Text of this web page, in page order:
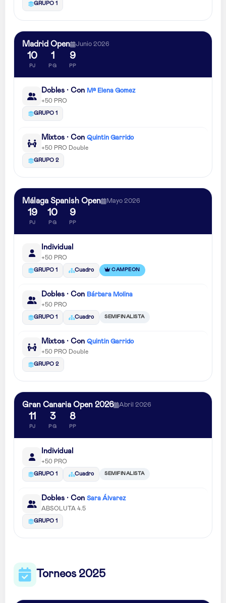
GRUPO 1
Madrid Open Junio 2026
10
PJ
1
PG
9
PP
Dobles · Con Mª Elena Gomez
+50 PRO
GRUPO 1
Mixtos · Con Quintin Garrido
+50 PRO Double
GRUPO 2
Málaga Spanish Open Mayo 2026
19
PJ
10
PG
9
PP
Individual
+50 PRO
GRUPO 1 Cuadro CAMPEON
Dobles · Con Bárbara Molina
+50 PRO
GRUPO 1 Cuadro SEMIFINALISTA
Mixtos · Con Quintin Garrido
+50 PRO Double
GRUPO 2
Gran Canaria Open 2026 Abril 2026
11
PJ
3
PG
8
PP
Individual
+50 PRO
GRUPO 1 Cuadro SEMIFINALISTA
Dobles · Con Sara Álvarez
ABSOLUTA 4.5
GRUPO 1
Torneos 2025